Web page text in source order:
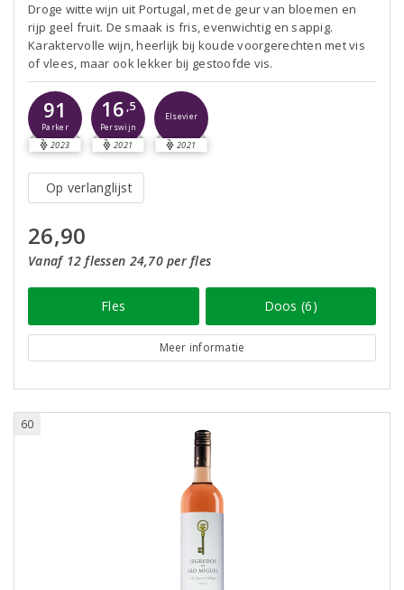
Droge witte wijn uit Portugal, met de geur van bloemen en
rijp geel fruit. De smaak is fris, evenwichtig en sappig.
Karaktervolle wijn, heerlijk bij koude voorgerechten met vis
of vlees, maar ook lekker bij gestoofde vis.
91
Parker
2023
16 ,5
Perswijn
2021
Elsevier
2021
Op verlanglijst
26,90
Vanaf 12 flessen 24,70 per fles
Fles Doos (6)
Meer informatie
60